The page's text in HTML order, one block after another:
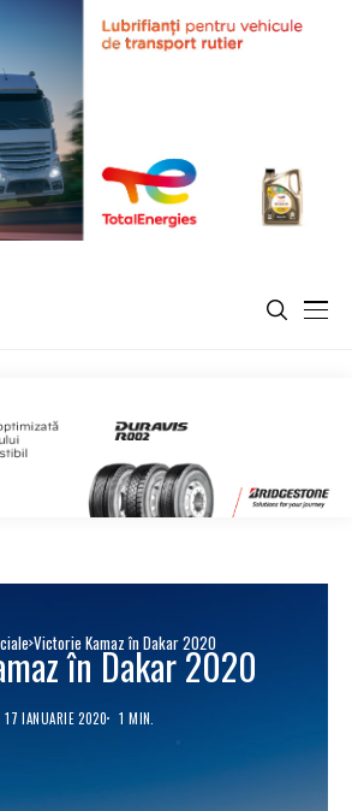
Victorie Kamaz în Dakar 2020
în Dakar 2020
17 IANUARIE 2020 1 MIN.